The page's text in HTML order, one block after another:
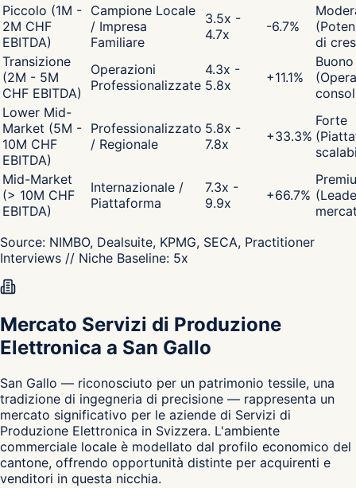
Piccolo (1M -
2M CHF
EBITDA)
Campione Locale
/ Impresa
Familiare
3.5x -
4.7x
-6.7%
di
Transizione
(2M - 5M
CHF EBITDA)
Operazioni
Professionalizzate
4.3x -
5.8x
+11.1%
Buono
Lower Mid-
Market (5M -
10M CHF
EBITDA)
Professionalizzato
/ Regionale
5.8x -
7.8x
+33.3%
Forte
Mid-Market
(> 10M CHF
EBITDA)
Internazionale /
Piattaforma
7.3x -
9.9x
+66.7%
Source: NIMBO, Dealsuite, KPMG, SECA, Practitioner
Interviews // Niche Baseline: 5x
Mercato Servizi di Produzione
Elettronica a San Gallo
San Gallo — riconosciuto per un patrimonio tessile, una
tradizione di ingegneria di precisione — rappresenta un
mercato significativo per le aziende di Servizi di
Produzione Elettronica in Svizzera. L'ambiente
commerciale locale è modellato dal profilo economico del
cantone, offrendo opportunità distinte per acquirenti e
venditori in questa nicchia.